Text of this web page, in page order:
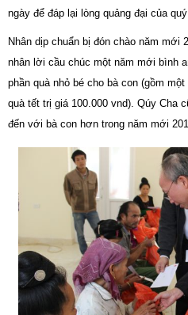
ngày để đáp lại lòng quảng đại của
Nhân dịp chuẩn bị đón chào năm mới
nhân lời cầu chúc một năm mới bình
phần quà nhỏ bé cho bà con (gồm
quà tết trị giá 100.000 vnd). Qúy Cha
đến với bà con hơn trong năm mới